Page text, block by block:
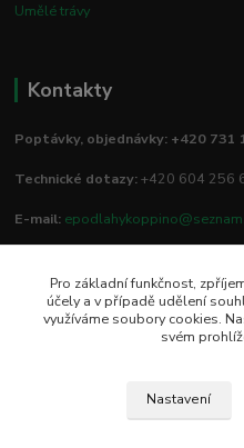
Umělé trávy
Kontakty
Poptávky, objednávky: +420 731
Technické dotazy:+420 604 256
E-mail:
Prodejna/vzorkovna:
Studio Podlah
Mírové náměstí 16/15
Pro základní funkčnost,
účely a v případě udělení
využíváme soubory cookies.
svém
Nastavení